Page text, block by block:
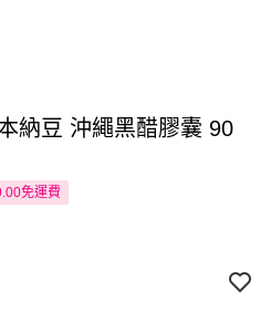
納豆 沖繩黑醋膠囊 90
免運費